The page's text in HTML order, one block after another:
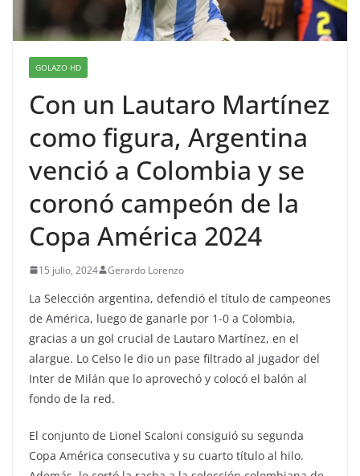
GOLAZO HD
Con un Lautaro Martínez
como figura, Argentina
venció a Colombia y se
coronó campeón de la
Copa América 2024
15 julio, 2024 Gerardo Lorenzo
La Selección argentina, defendió el título de campeones
de América, luego de ganarle por 1-0 a Colombia,
gracias a un gol crucial de Lautaro Martínez, en el
alargue. Lo Celso le dio un pase filtrado al jugador del
Inter de Milán que lo aprovechó y colocó el balón al
fondo de la red.
El conjunto de Lionel Scaloni consiguió su segunda
Copa América consecutiva y su cuarto título al hilo.